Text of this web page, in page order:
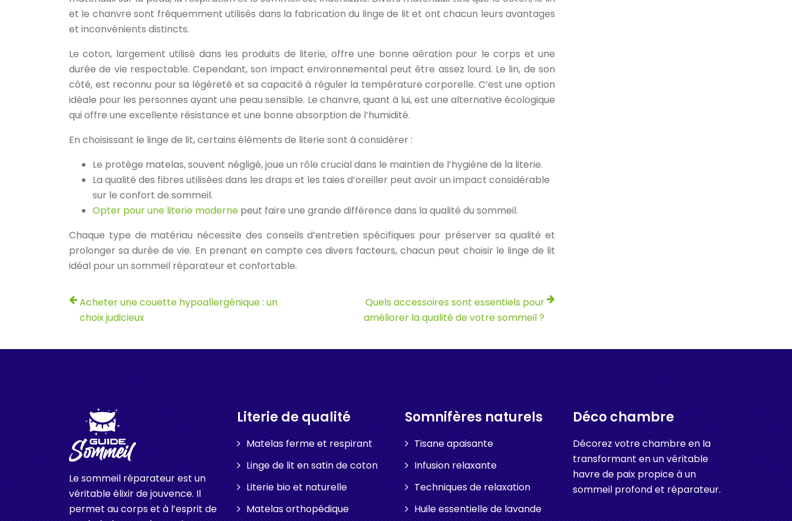
et le chanvre sont fréquemment utilisés dans la fabrication du linge de lit et ont chacun leurs avantages
et inconvénients distincts.
Le coton, largement utilisé dans les produits de literie, offre une bonne aération pour le corps et une
durée de vie respectable. Cependant, son impact environnemental peut être assez lourd. Le lin, de son
côté, est reconnu pour sa légèreté et sa capacité à réguler la température corporelle. C’est une option
idéale pour les personnes ayant une peau sensible. Le chanvre, quant à lui, est une alternative écologique
qui offre une excellente résistance et une bonne absorption de l’humidité.
En choisissant le linge de lit, certains éléments de literie sont à considérer :
Le protège matelas, souvent négligé, joue un rôle crucial dans le maintien de l’hygiène de la literie.
La qualité des fibres utilisées dans les draps et les taies d’oreiller peut avoir un impact considérable
sur le confort de sommeil.
Opter pour une literie moderne peut faire une grande différence dans la qualité du sommeil.
Chaque type de matériau nécessite des conseils d’entretien spécifiques pour préserver sa qualité et
prolonger sa durée de vie. En prenant en compte ces divers facteurs, chacun peut choisir le linge de lit
idéal pour un sommeil réparateur et confortable.
Acheter une couette hypoallergénique : un
choix judicieux
Quels accessoires sont essentiels pour
améliorer la qualité de votre sommeil ?
Le sommeil réparateur est un
véritable élixir de jouvence. Il
permet au corps et à l’esprit de
Literie de qualité
Matelas ferme et respirant
Linge de lit en satin de coton
Literie bio et naturelle
Matelas orthopédique
Somnifères naturels
Tisane apaisante
Infusion relaxante
Techniques de relaxation
Huile essentielle de lavande
Déco chambre
Décorez votre chambre en la
transformant en un véritable
havre de paix propice à un
sommeil profond et réparateur.